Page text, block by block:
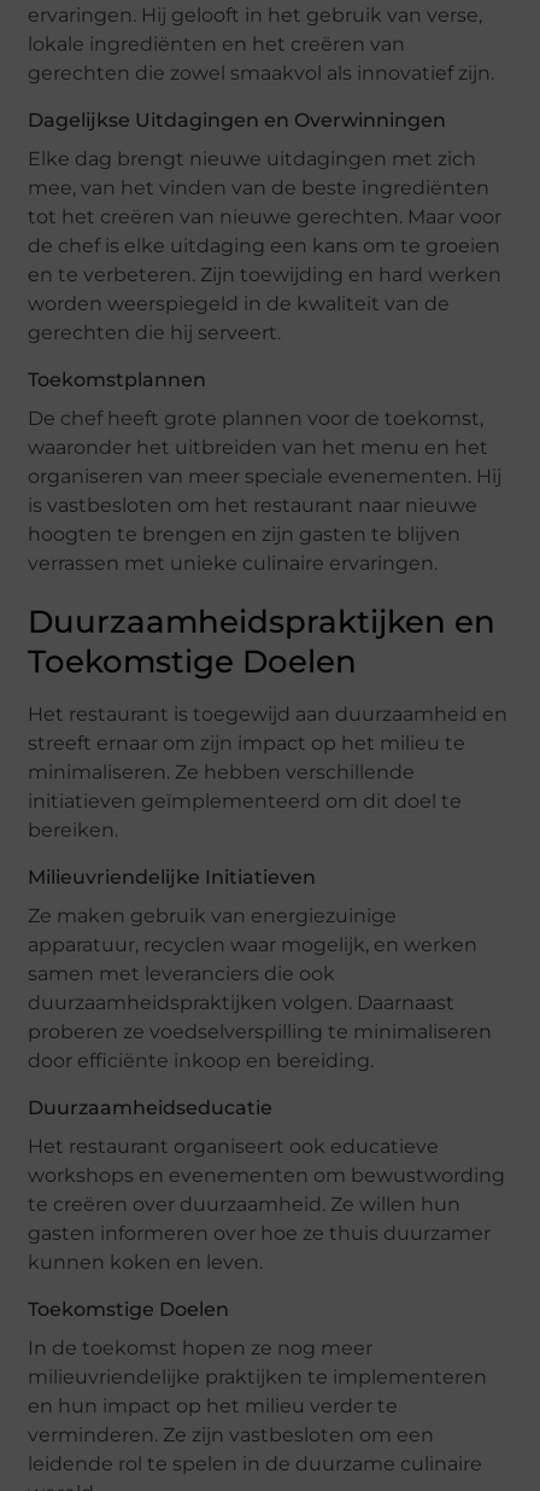
ervaringen. Hij gelooft in het gebruik van verse,
lokale ingrediënten en het creëren van
gerechten die zowel smaakvol als innovatief zijn.
Dagelijkse Uitdagingen en Overwinningen
Elke dag brengt nieuwe uitdagingen met zich
mee, van het vinden van de beste ingrediënten
tot het creëren van nieuwe gerechten. Maar voor
de chef is elke uitdaging een kans om te groeien
en te verbeteren. Zijn toewijding en hard werken
worden weerspiegeld in de kwaliteit van de
gerechten die hij serveert.
Toekomstplannen
De chef heeft grote plannen voor de toekomst,
waaronder het uitbreiden van het menu en het
organiseren van meer speciale evenementen. Hij
is vastbesloten om het restaurant naar nieuwe
hoogten te brengen en zijn gasten te blijven
verrassen met unieke culinaire ervaringen.
Duurzaamheidspraktijken en
Toekomstige Doelen
Het restaurant is toegewijd aan duurzaamheid en
streeft ernaar om zijn impact op het milieu te
minimaliseren. Ze hebben verschillende
initiatieven geïmplementeerd om dit doel te
bereiken.
Milieuvriendelijke Initiatieven
Ze maken gebruik van energiezuinige
apparatuur, recyclen waar mogelijk, en werken
samen met leveranciers die ook
duurzaamheidspraktijken volgen. Daarnaast
proberen ze voedselverspilling te minimaliseren
door efficiënte inkoop en bereiding.
Duurzaamheidseducatie
Het restaurant organiseert ook educatieve
workshops en evenementen om bewustwording
te creëren over duurzaamheid. Ze willen hun
gasten informeren over hoe ze thuis duurzamer
kunnen koken en leven.
Toekomstige Doelen
In de toekomst hopen ze nog meer
milieuvriendelijke praktijken te implementeren
en hun impact op het milieu verder te
verminderen. Ze zijn vastbesloten om een
leidende rol te spelen in de duurzame culinaire